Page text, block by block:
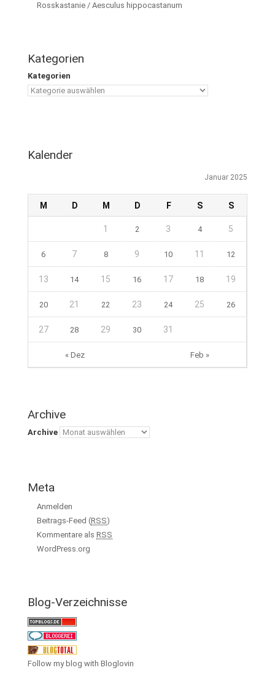
Rosskastanie / Aesculus hippocastanum
Kategorien
Kategorien
Kalender
Januar 2025
M D M D F S S
« Dez Feb »
1 2 3 4 5
6 7 8 9 10 11 12
13 14 15 16 17 18 19
20 21 22 23 24 25 26
27 28 29 30 31
Archive
Archive
Meta
Anmelden
Beitrags-Feed (RSS)
Kommentare als RSS
WordPress.org
Blog-Verzeichnisse
Follow my blog with Bloglovin